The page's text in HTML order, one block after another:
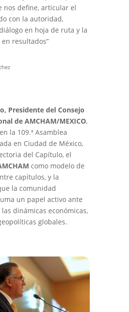
nos define, articular el
con la autoridad,
en hoja de ruta y la
resultados”
Presidente del Consejo
de AMCHAM/MEXICO,
la 109.ª Asamblea
en Ciudad de México,
del Capítulo, el
como modelo de
capítulos, y la
la comunidad
un papel activo ante
dinámicas económicas,
globales.